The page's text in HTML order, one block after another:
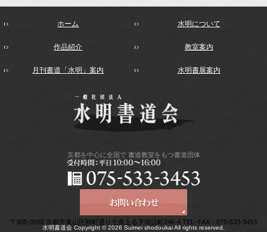
ホーム 水明について
作品紹介 教室案内
月刊書道「水明」案内 水明書展案内
京都を中心に全国で書道教室をもつ書道団体
〒605-0992 京都市東山区鞘町通り七条上る下堀詰町246-4 TEL･FAX：075-533-3453
水明書道会 Copyright © 2026 Suimei shodoukai All rights reserved.